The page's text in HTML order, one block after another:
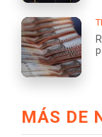
MÁS DE